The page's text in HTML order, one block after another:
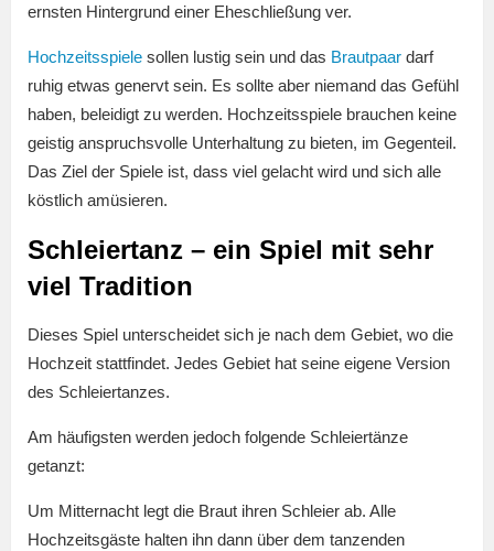
ernsten Hintergrund einer Eheschließung ver.
Hochzeitsspiele sollen lustig sein und das Brautpaar darf
ruhig etwas genervt sein. Es sollte aber niemand das Gefühl
haben, beleidigt zu werden. Hochzeitsspiele brauchen keine
geistig anspruchsvolle Unterhaltung zu bieten, im Gegenteil.
Das Ziel der Spiele ist, dass viel gelacht wird und sich alle
köstlich amüsieren.
Schleiertanz – ein Spiel mit sehr
viel Tradition
Dieses Spiel unterscheidet sich je nach dem Gebiet, wo die
Hochzeit stattfindet. Jedes Gebiet hat seine eigene Version
des Schleiertanzes.
Am häufigsten werden jedoch folgende Schleiertänze
getanzt:
Um Mitternacht legt die Braut ihren Schleier ab. Alle
Hochzeitsgäste halten ihn dann über dem tanzenden